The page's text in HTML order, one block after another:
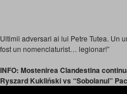
Ultimii adversari ai lui Petre Tutea. Un
fost un nomenclaturist… legionar!”
INFO: Mostenirea Clandestina
Ryszard Kukliński vs “Sobolanul”